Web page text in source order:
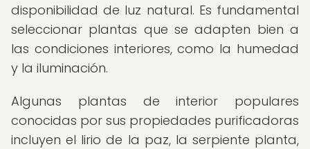
disponibilidad de luz natural. Es fundamental
seleccionar plantas que se adapten bien a
las condiciones interiores, como la humedad
y la iluminación.
Algunas plantas de interior populares
conocidas por sus propiedades purificadoras
incluyen el lirio de la paz, la serpiente planta,